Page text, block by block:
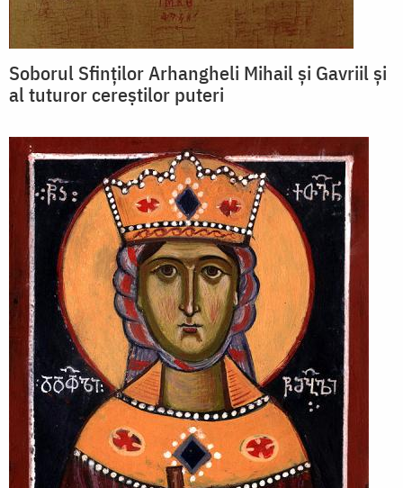
Soborul Sfinților Arhangheli Mihail și Gavriil și
al tuturor cereștilor puteri